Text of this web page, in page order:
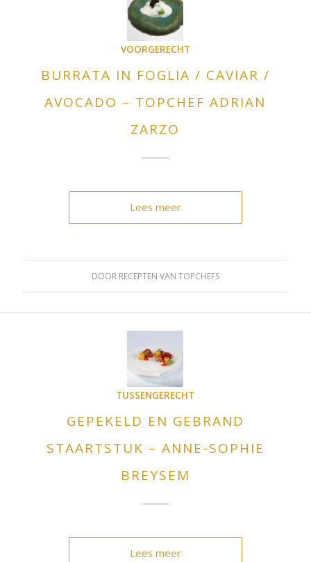
VOORGERECHT
BURRATA IN FOGLIA / CAVIAR /
AVOCADO – TOPCHEF ADRIAN
ZARZO
Lees meer
DOOR RECEPTEN VAN TOPCHEFS
TUSSENGERECHT
GEPEKELD EN GEBRAND
STAARTSTUK – ANNE-SOPHIE
BREYSEM
Lees meer